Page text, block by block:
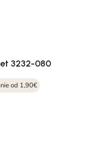
3232-080
od 1,90€